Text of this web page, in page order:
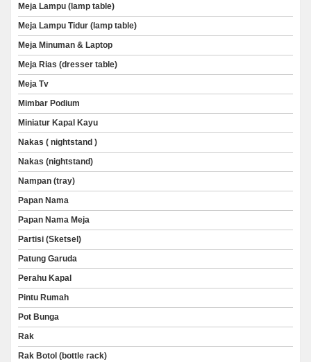
Meja Lampu (lamp table)
Meja Lampu Tidur (lamp table)
Meja Minuman & Laptop
Meja Rias (dresser table)
Meja Tv
Mimbar Podium
Miniatur Kapal Kayu
Nakas ( nightstand )
Nakas (nightstand)
Nampan (tray)
Papan Nama
Papan Nama Meja
Partisi (Sketsel)
Patung Garuda
Perahu Kapal
Pintu Rumah
Pot Bunga
Rak
Rak Botol (bottle rack)